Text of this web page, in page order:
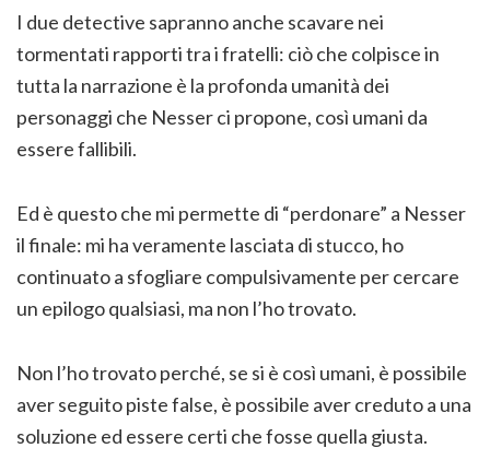
I due detective sapranno anche scavare nei
tormentati rapporti tra i fratelli: ciò che colpisce in
tutta la narrazione è la profonda umanità dei
personaggi che Nesser ci propone, così umani da
essere fallibili.
Ed è questo che mi permette di “perdonare” a Nesser
il finale: mi ha veramente lasciata di stucco, ho
continuato a sfogliare compulsivamente per cercare
un epilogo qualsiasi, ma non l’ho trovato.
Non l’ho trovato perché, se si è così umani, è possibile
aver seguito piste false, è possibile aver creduto a una
soluzione ed essere certi che fosse quella giusta.